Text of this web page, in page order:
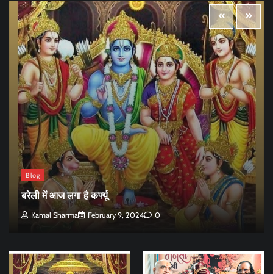
Blog
बरेली में आज लगा है कर्फ्यू
Kamal Sharma February 9, 2024 0